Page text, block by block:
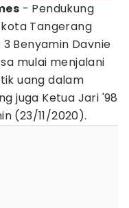
- Pendukung
Tangerang
Benyamin Davnie
mulai menjalani
uang dalam
juga Ketua Jari '98
(23/11/2020).